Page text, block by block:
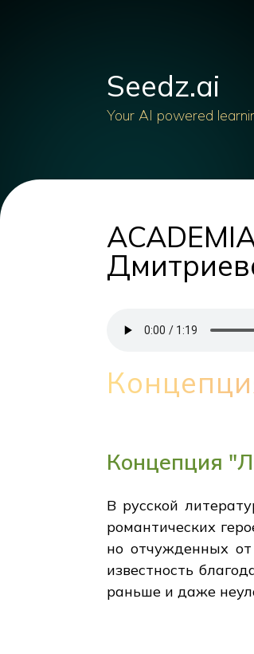
Seedz.ai
Your AI powered
Концепция
В русской
романтических
но отчужденных
известность
раньше и даже